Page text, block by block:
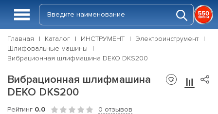
Главная Каталог ИНСТРУМЕНТ
Электроинструмент
Шлифовальные машины
Вибрационная шлифмашина DEKO DKS200
Вибрационная шлифмашина
DEKO DKS200
Рейтинг 0.0 0 отзывов